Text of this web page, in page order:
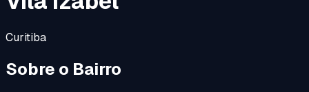
Curitiba
Sobre o Bairro